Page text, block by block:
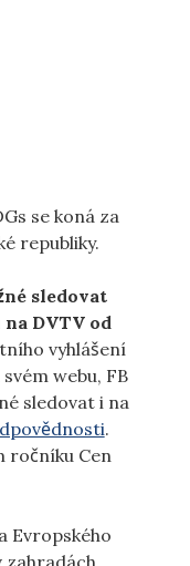
se koná za
republiky.
sledovat
DVTV od
vyhlášení
webu, FB
sledovat i na
.
ročníku Cen
Evropského
zahradách